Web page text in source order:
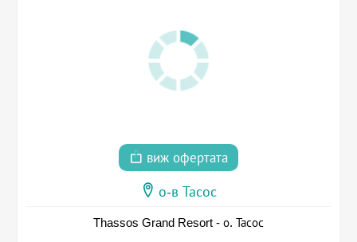
виж офертата
о-в Тасос
Thassos Grand Resort - о. Тасос